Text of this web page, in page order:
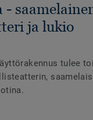
-
ja lukio
tulee